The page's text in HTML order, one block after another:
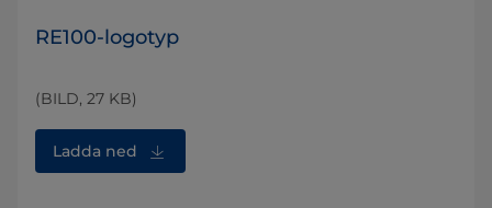
RE100-logotyp
(BILD, 27 KB)
Ladda ned